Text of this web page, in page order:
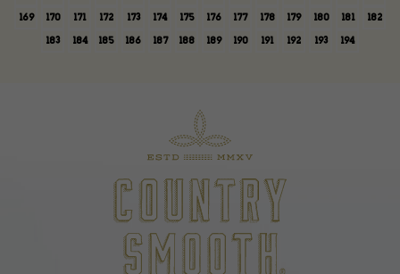
169 170 171 172 173 174 175 176 177 178 179 180 181 182
183 184 185 186 187 188 189 190 191 192 193 194